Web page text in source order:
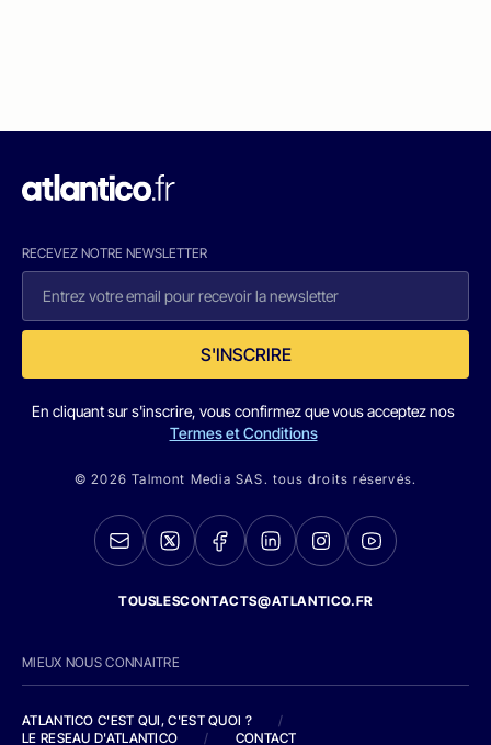
RECEVEZ NOTRE NEWSLETTER
S'INSCRIRE
En cliquant sur s'inscrire, vous confirmez que vous acceptez nos
Termes et Conditions
© 2026 Talmont Media SAS. tous droits réservés.
TOUSLESCONTACTS@ATLANTICO.FR
MIEUX NOUS CONNAITRE
ATLANTICO C'EST QUI, C'EST QUOI ?
/
LE RESEAU D'ATLANTICO
/ CONTACT